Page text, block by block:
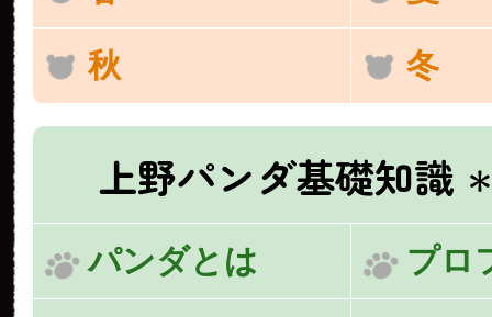
秋 冬
上野パンダ基礎知識
パンダとは プロ